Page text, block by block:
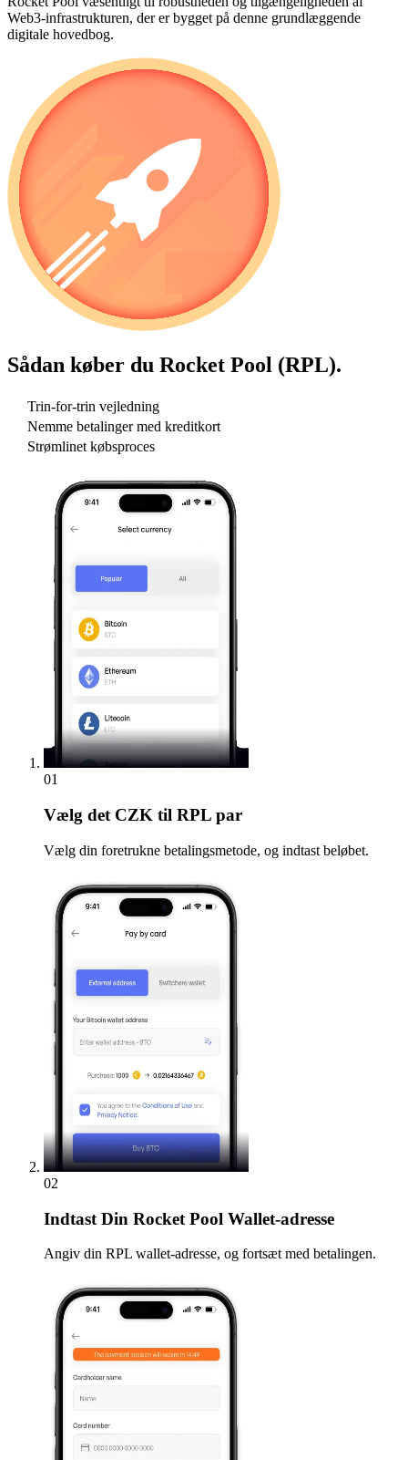
Web3-infrastrukturen, der er bygget på denne grundlæggende
digitale hovedbog.
Sådan køber du Rocket Pool (RPL).
Trin-for-trin vejledning
Nemme betalinger med kreditkort
Strømlinet købsproces
01
Vælg det CZK til RPL par
Vælg din foretrukne betalingsmetode, og indtast beløbet.
02
Indtast Din Rocket Pool Wallet-adresse
Angiv din RPL wallet-adresse, og fortsæt med betalingen.